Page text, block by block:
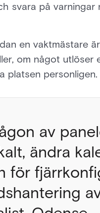
svara på varningar
en vaktmästare
om något utlöser
platsen personligen.
av
ändra
för